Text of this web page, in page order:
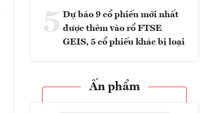
5 Dự báo 9 cổ phiếu mới nhất
được thêm vào rổ FTSE
GEIS, 5 cổ phiếu khác bị loại
Ấn phẩm